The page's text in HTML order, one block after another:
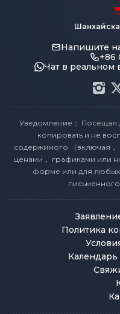
Напишите
+86
Чат в реальном
Уведомление： Посещая
копировать и не
содержимого （включая，
ценами， графиками или
форме или для любых
письменного
Политика